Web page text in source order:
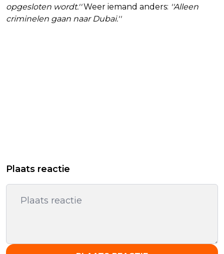
opgesloten wordt.''Weer iemand anders: ''Alleen
criminelen gaan naar Dubai.''
Plaats reactie